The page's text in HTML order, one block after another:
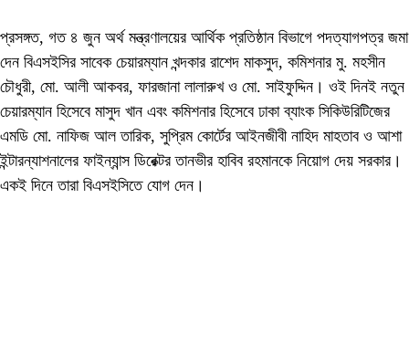
প্রসঙ্গত, গত ৪ জুন অর্থ মন্ত্রণালয়ের আর্থিক প্রতিষ্ঠান বিভাগে পদত্যাগপত্র জমা
দেন বিএসইসির সাবেক চেয়ারম্যান খন্দকার রাশেদ মাকসুদ, কমিশনার মু. মহসীন
চৌধুরী, মো. আলী আকবর, ফারজানা লালারুখ ও মো. সাইফুদ্দিন। ওই দিনই নতুন
চেয়ারম্যান হিসেবে মাসুদ খান এবং কমিশনার হিসেবে ঢাকা ব্যাংক সিকিউরিটিজের
এমডি মো. নাফিজ আল তারিক, সুপ্রিম কোর্টের আইনজীবী নাহিদ মাহতাব ও আশা
ইন্টারন্যাশনালের ফাইন্যান্স ডিরেক্টর তানভীর হাবিব রহমানকে নিয়োগ দেয় সরকার।
একই দিনে তারা বিএসইসিতে যোগ দেন।